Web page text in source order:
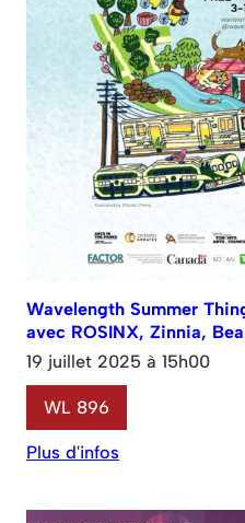
Wavelength Summer
avec ROSINX, Zinnia,
19 juillet 2025 à 15h00
WL 896
Plus d'infos